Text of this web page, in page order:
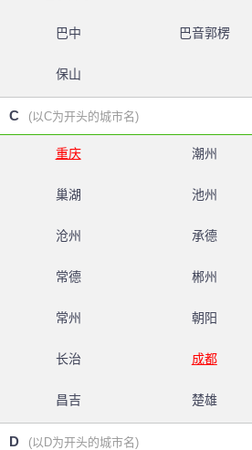
巴中 巴音郭楞
保山
C (以C为开头的城市名)
重庆 潮州
巢湖 池州
沧州 承德
常德 郴州
常州 朝阳
长治 成都
昌吉 楚雄
D (以D为开头的城市名)